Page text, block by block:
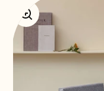
Afbeelding vergroten